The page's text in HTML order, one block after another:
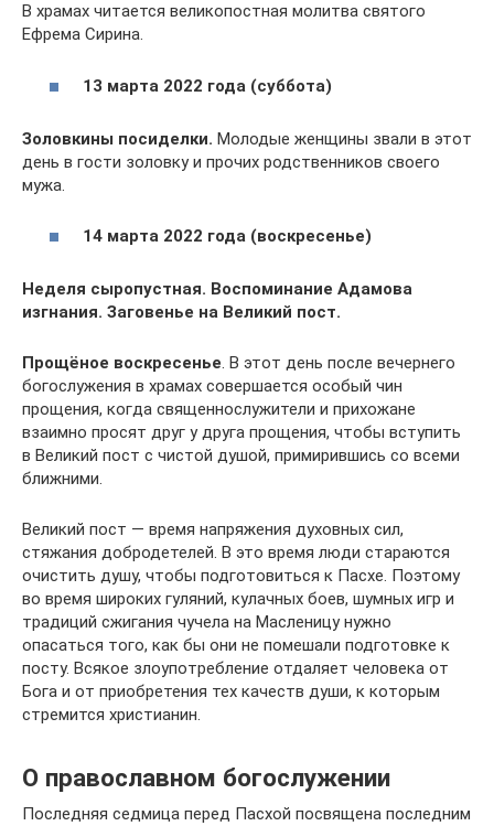
В храмах читается великопостная молитва святого
Ефрема Сирина.
13 марта 2022 года (суббота)
Золовкины посиделки. Молодые женщины звали в этот
день в гости золовку и прочих родственников своего
мужа.
14 марта 2022 года (воскресенье)
Неделя сыропустная. Воспоминание Адамова
изгнания. Заговенье на Великий пост.
Прощёное воскресенье. В этот день после вечернего
богослужения в храмах совершается особый чин
прощения, когда священнослужители и прихожане
взаимно просят друг у друга прощения, чтобы вступить
в Великий пост с чистой душой, примирившись со всеми
ближними.
Великий пост — время напряжения духовных сил,
стяжания добродетелей. В это время люди стараются
очистить душу, чтобы подготовиться к Пасхе. Поэтому
во время широких гуляний, кулачных боев, шумных игр и
традиций сжигания чучела на Масленицу нужно
опасаться того, как бы они не помешали подготовке к
посту. Всякое злоупотребление отдаляет человека от
Бога и от приобретения тех качеств души, к которым
стремится христианин.
О православном богослужении
Последняя седмица перед Пасхой посвящена последним